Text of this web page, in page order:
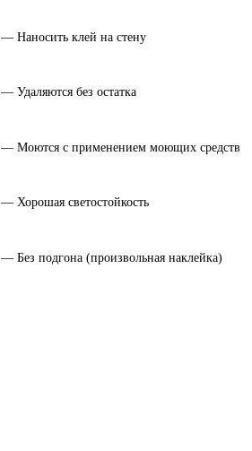
— Наносить клей на стену
— Удаляются без остатка
— Моются с применением моющих средств
— Хорошая светостойкость
— Без подгона (произвольная наклейка)